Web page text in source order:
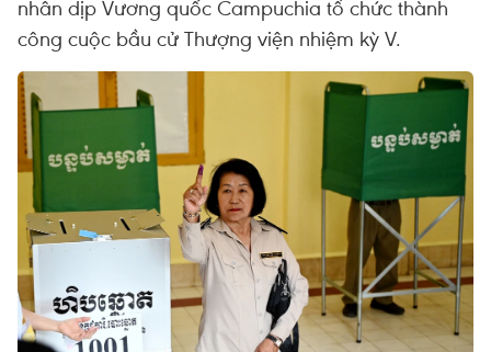
nhân dịp Vương quốc Campuchia tổ chức thành
công cuộc bầu cử Thượng viện nhiệm kỳ V.